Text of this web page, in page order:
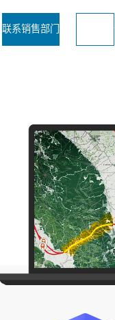
联系销售部门 阅读公告